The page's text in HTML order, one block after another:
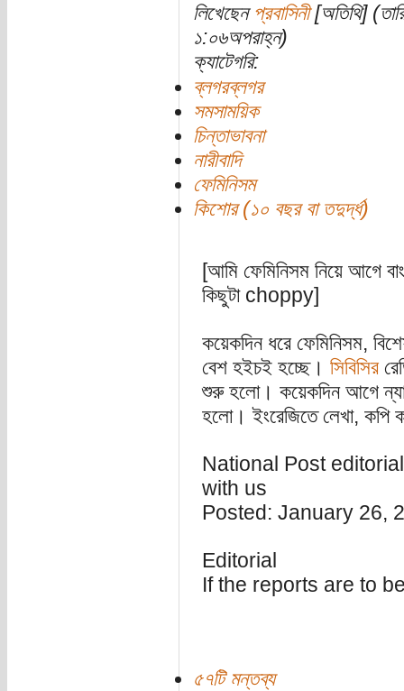
লিখেছেন প্রবাসিনী[অতিথি]
১:০৬অপরাহ্ন)
ক্যাটেগরি:
ব্লগরব্লগর
সমসাময়িক
চিন্তাভাবনা
নারীবাদি
ফেমিনিসম
কিশোর (১০ বছর বা তদুর্দ্ধ)
[আমি ফেমিনিসম নিয়ে আগে
কিছুটা choppy]
কয়েকদিন ধরে ফেমিনিসম,
বেশ হইচই হচ্ছে। সিবিসির
শুরু হলো। কয়েকদিন আগে
হলো। ইংরেজিতে লেখা, কপি
National Post
with us
Posted: January 26,
Editorial
If the reports are to
৫৭টি মন্তব্য